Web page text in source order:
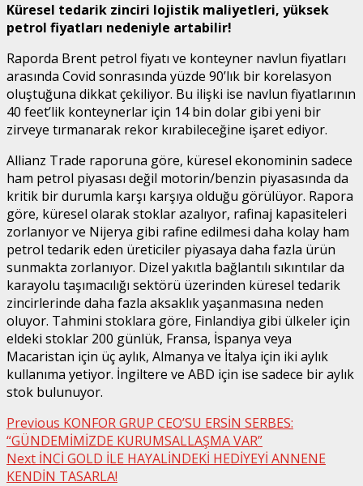
Küresel tedarik zinciri lojistik maliyetleri, yüksek
petrol fiyatları nedeniyle artabilir!
Raporda Brent petrol fiyatı ve konteyner navlun fiyatları
arasında Covid sonrasında yüzde 90’lık bir korelasyon
oluştuğuna dikkat çekiliyor. Bu ilişki ise navlun fiyatlarının
40 feet’lik konteynerlar için 14 bin dolar gibi yeni bir
zirveye tırmanarak rekor kırabileceğine işaret ediyor.
Allianz Trade raporuna göre, küresel ekonominin sadece
ham petrol piyasası değil motorin/benzin piyasasında da
kritik bir durumla karşı karşıya olduğu görülüyor. Rapora
göre, küresel olarak stoklar azalıyor, rafinaj kapasiteleri
zorlanıyor ve Nijerya gibi rafine edilmesi daha kolay ham
petrol tedarik eden üreticiler piyasaya daha fazla ürün
sunmakta zorlanıyor. Dizel yakıtla bağlantılı sıkıntılar da
karayolu taşımacılığı sektörü üzerinden küresel tedarik
zincirlerinde daha fazla aksaklık yaşanmasına neden
oluyor. Tahmini stoklara göre, Finlandiya gibi ülkeler için
eldeki stoklar 200 günlük, Fransa, İspanya veya
Macaristan için üç aylık, Almanya ve İtalya için iki aylık
kullanıma yetiyor. İngiltere ve ABD için ise sadece bir aylık
stok bulunuyor.
Post
navigation
Previous KONFOR GRUP CEO’SU ERSİN SERBES:
“GÜNDEMİMİZDE KURUMSALLAŞMA VAR”
Next İNCİ GOLD İLE HAYALİNDEKİ HEDİYEYİ ANNENE
KENDİN TASARLA!